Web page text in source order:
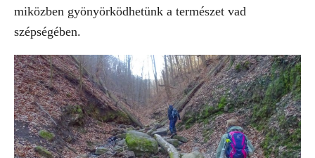
miközben gyönyörködhetünk a természet vad
szépségében.